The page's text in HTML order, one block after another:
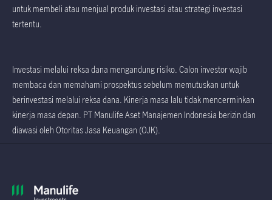
untuk membeli atau menjual produk investasi atau strategi investasi
tertentu.
Investasi melalui reksa dana mengandung risiko. Calon investor wajib
membaca dan memahami prospektus sebelum memutuskan untuk
berinvestasi melalui reksa dana. Kinerja masa lalu tidak mencerminkan
kinerja masa depan. PT Manulife Aset Manajemen Indonesia berizin dan
diawasi oleh Otoritas Jasa Keuangan (OJK).